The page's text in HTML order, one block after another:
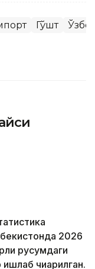
Гўшт
2026
русумдаги
чиқарилган.